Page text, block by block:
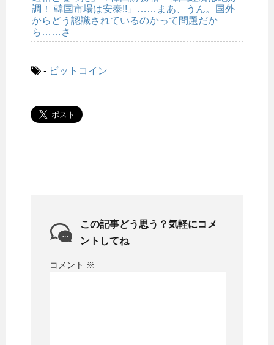
調！ 韓国市場は安泰!!」……まあ、うん。国外
からどう認識されているのかって問題だか
ら……さ
- ビットコイン
この記事どう思う？気軽にコメ
ントしてね
コメント ※